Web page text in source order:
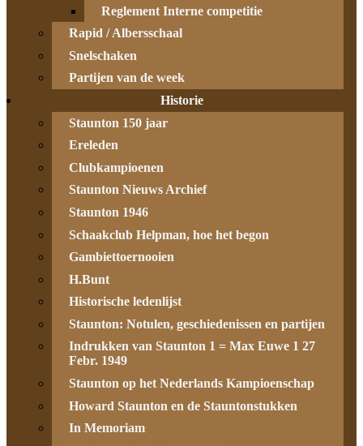
Reglement Interne competitie
Rapid / Albersschaal
Snelschaken
Partijen van de week
Historie
Staunton 150 jaar
Ereleden
Clubkampioenen
Staunton Nieuws Archief
Staunton 1946
Schaakclub Helpman, hoe het begon
Gambiettoernooien
H.Bunt
Historische ledenlijst
Staunton: Notulen, geschiedenissen en partijen
Indrukken van Staunton 1 = Max Euwe 1 27
Febr. 1949
Staunton op het Nederlands Kampioenschap
Howard Staunton en de Stauntonstukken
In Memoriam